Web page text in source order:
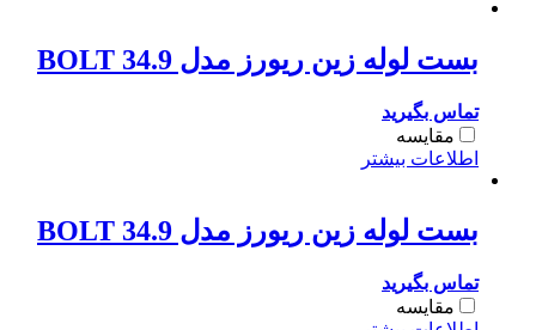
بست لوله زین ریورز مدل BOLT 34.9
تماس بگیرید
مقایسه
اطلاعات بیشتر
بست لوله زین ریورز مدل BOLT 34.9
تماس بگیرید
مقایسه